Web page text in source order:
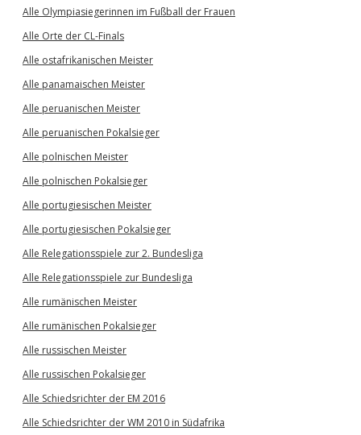
Alle Olympiasiegerinnen im Fußball der Frauen
Alle Orte der CL-Finals
Alle ostafrikanischen Meister
Alle panamaischen Meister
Alle peruanischen Meister
Alle peruanischen Pokalsieger
Alle polnischen Meister
Alle polnischen Pokalsieger
Alle portugiesischen Meister
Alle portugiesischen Pokalsieger
Alle Relegationsspiele zur 2. Bundesliga
Alle Relegationsspiele zur Bundesliga
Alle rumänischen Meister
Alle rumänischen Pokalsieger
Alle russischen Meister
Alle russischen Pokalsieger
Alle Schiedsrichter der EM 2016
Alle Schiedsrichter der WM 2010 in Südafrika